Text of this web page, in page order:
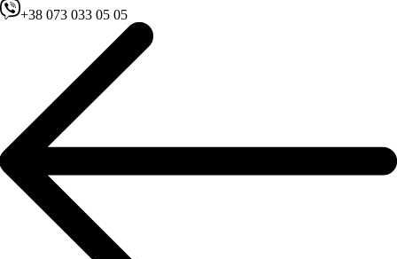
+38 073 033 05 05